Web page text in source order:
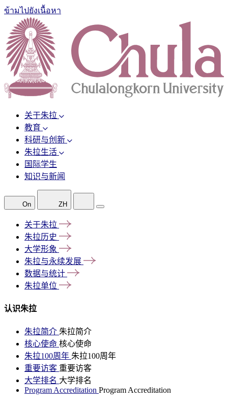
ข้ามไปยังเนื้อหา
关于朱拉
教育
科研与创新
朱拉生活
国际学生
知识与新闻
On ZH
关于朱拉
朱拉历史
大学形象
朱拉与永续发展
数据与统计
朱拉单位
认识朱拉
朱拉简介 朱拉简介
核心使命 核心使命
朱拉100周年 朱拉100周年
重要访客 重要访客
大学排名 大学排名
Program Accreditation Program Accreditation